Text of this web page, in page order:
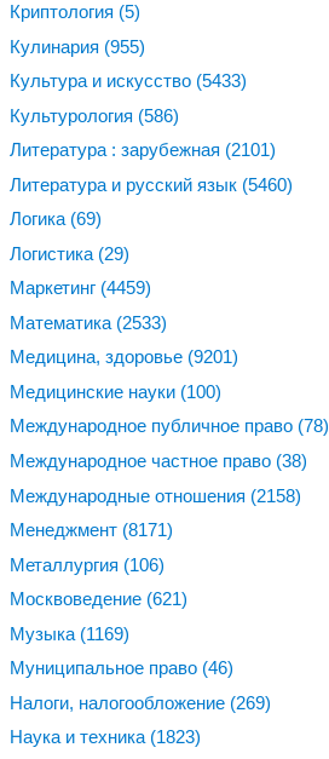
Криптология (5)
Кулинария (955)
Культура и искусство (5433)
Культурология (586)
Литература : зарубежная (2101)
Литература и русский язык (5460)
Логика (69)
Логистика (29)
Маркетинг (4459)
Математика (2533)
Медицина, здоровье (9201)
Медицинские науки (100)
Международное публичное право (78)
Международное частное право (38)
Международные отношения (2158)
Менеджмент (8171)
Металлургия (106)
Москвоведение (621)
Музыка (1169)
Муниципальное право (46)
Налоги, налогообложение (269)
Наука и техника (1823)